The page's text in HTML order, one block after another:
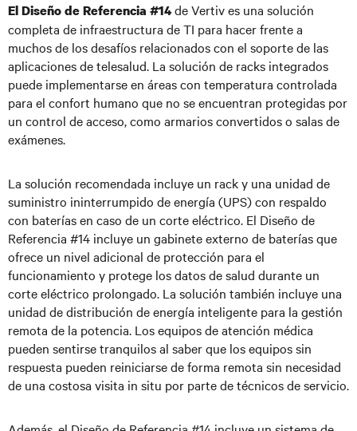
El Diseño de Referencia #14de Vertiv es una solución
completa de infraestructura de TI para hacer frente a
muchos de los desafíos relacionados con el soporte de las
aplicaciones de telesalud. La solución de racks integrados
puede implementarse en áreas con temperatura controlada
para el confort humano que no se encuentran protegidas por
un control de acceso, como armarios convertidos o salas de
exámenes.
La solución recomendada incluye un rack y una unidad de
suministro ininterrumpido de energía (UPS) con respaldo
con baterías en caso de un corte eléctrico. El Diseño de
Referencia #14 incluye un gabinete externo de baterías que
ofrece un nivel adicional de protección para el
funcionamiento y protege los datos de salud durante un
corte eléctrico prolongado. La solución también incluye una
unidad de distribución de energía inteligente para la gestión
remota de la potencia. Los equipos de atención médica
pueden sentirse tranquilos al saber que los equipos sin
respuesta pueden reiniciarse de forma remota sin necesidad
de una costosa visita in situ por parte de técnicos de servicio.